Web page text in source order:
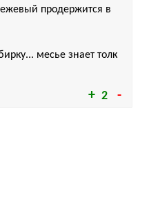
2
продержится в
месье знает толк